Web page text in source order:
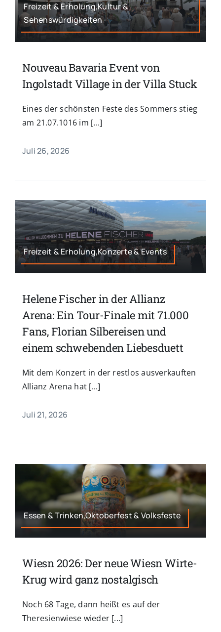
Freizeit & Erholung,Kultur &
Sehenswürdigkeiten
Nouveau Bavaria Event von
Ingolstadt Village in der Villa Stuck
Eines der schönsten Feste des Sommers stieg
am 21.07.1016 im [...]
Juli 26, 2026
Freizeit & Erholung,Konzerte & Events
Helene Fischer in der Allianz
Arena: Ein Tour-Finale mit 71.000
Fans, Florian Silbereisen und
einem schwebenden Liebesduett
Mit dem Konzert in der restlos ausverkauften
Allianz Arena hat [...]
Juli 21, 2026
Essen & Trinken,Oktoberfest & Volksfeste
Wiesn 2026: Der neue Wiesn Wirte-
Krug wird ganz nostalgisch
Noch 68 Tage, dann heißt es auf der
Theresienwiese wieder [...]